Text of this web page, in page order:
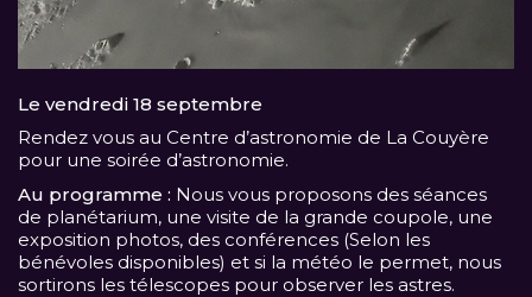
Le vendredi 18 septembre
Rendez vous au Centre d’astronomie de La Couyère
pour une soirée d’astronomie.
Au programme : Nous vous proposons des séances
de planétarium, une visite de la grande coupole, une
exposition photos, des conférences (Selon les
bénévoles disponibles) et si la météo le permet, nous
sortirons les télescopes pour observer les astres.